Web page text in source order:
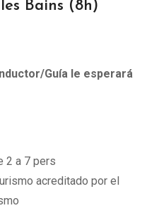
Bains (8h)
Guía le esperará
2 a 7 pers
acreditado por el